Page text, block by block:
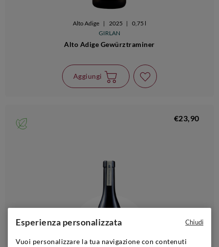
Alto Adige | 2025 | 0,75 l
GIRLAN
Alto Adige Gewürztraminer
Aggiungi
€23,90
Esperienza personalizzata
Vuoi personalizzare la tua navigazione con contenuti
Chiudi